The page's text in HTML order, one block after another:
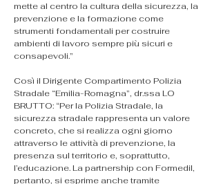
mette al centro la cultura della sicurezza, la
prevenzione e la formazione come
strumenti fondamentali per costruire
ambienti di lavoro sempre più sicuri e
consapevoli.”
Così il Dirigente Compartimento Polizia
Stradale “Emilia-Romagna”, dr.ssa LO
BRUTTO: “Per la Polizia Stradale, la
sicurezza stradale rappresenta un valore
concreto, che si realizza ogni giorno
attraverso le attività di prevenzione, la
presenza sul territorio e, soprattutto,
l’educazione. La partnership con Formedil,
pertanto, si esprime anche tramite